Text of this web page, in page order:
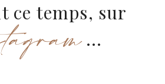
ce temps, sur
...